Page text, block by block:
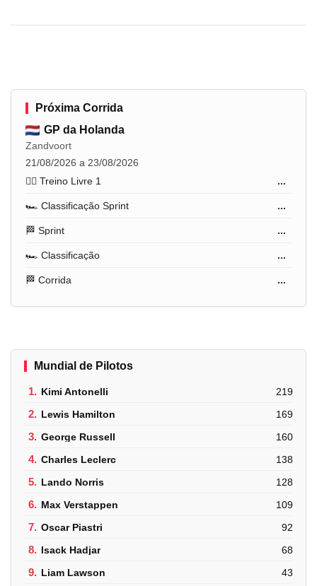
Próxima Corrida
GP da Holanda
Zandvoort
21/08/2026 a 23/08/2026
🏋️‍♂️ Treino Livre 1
...
🏎️ Classificação Sprint ...
🏁 Sprint ...
🏎️ Classificação ...
🏁 Corrida ...
Mundial de Pilotos
1. Kimi Antonelli 219
2. Lewis Hamilton 169
3. George Russell 160
4. Charles Leclerc 138
5. Lando Norris 128
6. Max Verstappen 109
7. Oscar Piastri 92
8. Isack Hadjar 68
9. Liam Lawson 43